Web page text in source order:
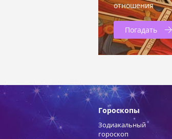
отношения
Погадать
Гороскопы
Зодиакальный
гороскоп